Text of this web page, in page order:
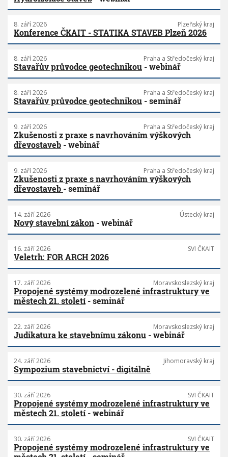
8. září 2026 Plzeňský kraj
Konference ČKAIT - STATIKA STAVEB Plzeň 2026
8. září 2026 Praha a Středočeský kraj
Stavařův průvodce geotechnikou - webinář
8. září 2026 Praha a Středočeský kraj
Stavařův průvodce geotechnikou - seminář
9. září 2026 Praha a Středočeský kraj
Zkušenosti z praxe s navrhováním výškových
dřevostaveb - webinář
9. září 2026 Praha a Středočeský kraj
Zkušenosti z praxe s navrhováním výškových
dřevostaveb - seminář
14. září 2026 Ústecký kraj
Nový stavební zákon - webinář
16. září 2026 SVI ČKAIT
Veletrh: FOR ARCH 2026
17. září 2026 Moravskoslezský kraj
Propojené systémy modrozelené infrastruktury ve
městech 21. století- seminář
22. září 2026 Moravskoslezský kraj
Judikatura ke stavebnímu zákonu - webinář
24. září 2026 Jihomoravský kraj
Sympozium stavebnictví - digitálně
30. září 2026 SVI ČKAIT
Propojené systémy modrozelené infrastruktury ve
městech 21. století- webinář
30. září 2026 SVI ČKAIT
Propojené systémy modrozelené infrastruktury ve